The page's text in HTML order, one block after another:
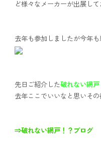
ど様々なメーカーが出展して
去年も参加しましたが今年
先日ご紹介した破れない網
去年ここでいいなと思いそ
⇒破れない網戸！？ブログ